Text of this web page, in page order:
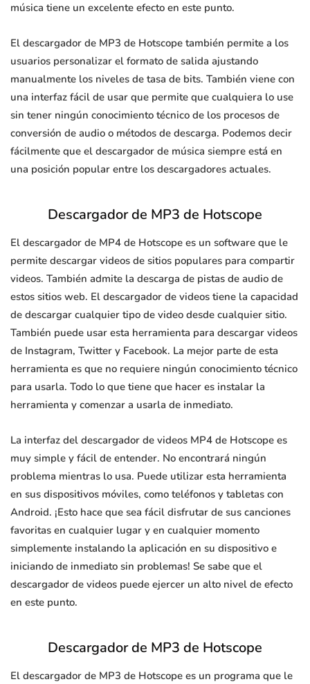
música tiene un excelente efecto en este punto.
El descargador de MP3 de Hotscope también permite a los
usuarios personalizar el formato de salida ajustando
manualmente los niveles de tasa de bits. También viene con
una interfaz fácil de usar que permite que cualquiera lo use
sin tener ningún conocimiento técnico de los procesos de
conversión de audio o métodos de descarga. Podemos decir
fácilmente que el descargador de música siempre está en
una posición popular entre los descargadores actuales.
Descargador de MP3 de Hotscope
El descargador de MP4 de Hotscope es un software que le
permite descargar videos de sitios populares para compartir
videos. También admite la descarga de pistas de audio de
estos sitios web. El descargador de videos tiene la capacidad
de descargar cualquier tipo de video desde cualquier sitio.
También puede usar esta herramienta para descargar videos
de Instagram, Twitter y Facebook. La mejor parte de esta
herramienta es que no requiere ningún conocimiento técnico
para usarla. Todo lo que tiene que hacer es instalar la
herramienta y comenzar a usarla de inmediato.
La interfaz del descargador de videos MP4 de Hotscope es
muy simple y fácil de entender. No encontrará ningún
problema mientras lo usa. Puede utilizar esta herramienta
en sus dispositivos móviles, como teléfonos y tabletas con
Android. ¡Esto hace que sea fácil disfrutar de sus canciones
favoritas en cualquier lugar y en cualquier momento
simplemente instalando la aplicación en su dispositivo e
iniciando de inmediato sin problemas! Se sabe que el
descargador de videos puede ejercer un alto nivel de efecto
en este punto.
Descargador de MP3 de Hotscope
El descargador de MP3 de Hotscope es un programa que le